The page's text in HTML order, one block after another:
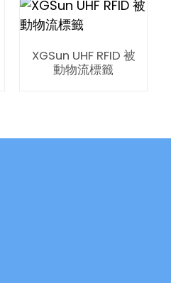
XGSun UHF RFID 被
動物流標籤